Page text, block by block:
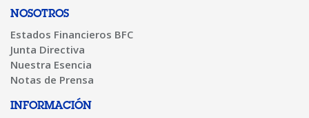
NOSOTROS
Estados Financieros BFC
Junta Directiva
Nuestra Esencia
Notas de Prensa
INFORMACIÓN